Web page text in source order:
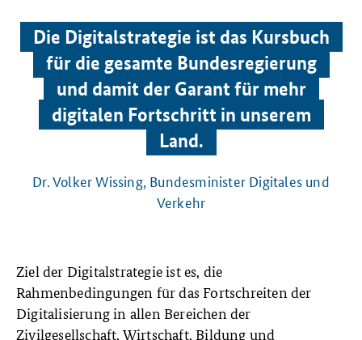
Die Digitalstrategie ist das Kursbuch
für die gesamte Bundesregierung
und damit der Garant für mehr
digitalen Fortschritt in unserem
Land.
Dr. Volker Wissing, Bundesminister Digitales und
Verkehr
Ziel der Digitalstrategie ist es, die
Rahmenbedingungen für das Fortschreiten der
Digitalisierung in allen Bereichen der
Zivilgesellschaft, Wirtschaft, Bildung und